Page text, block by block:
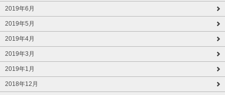
2019年6月
2019年5月
2019年4月
2019年3月
2019年1月
2018年12月